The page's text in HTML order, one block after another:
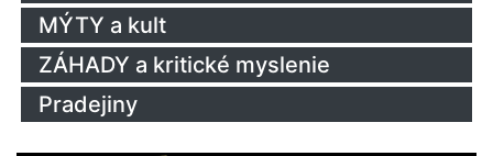
MÝTY a kult
ZÁHADY a kritické myslenie
Pradejiny